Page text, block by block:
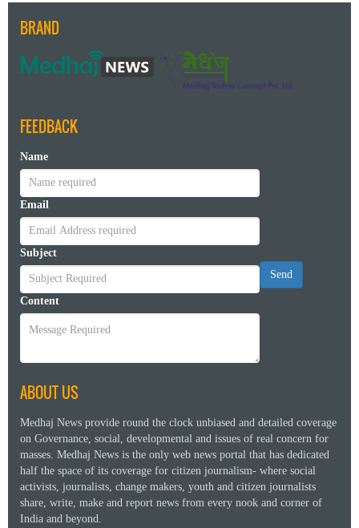
BRAND
FEEDBACK
Name
Email
Subject
Content
Send
ABOUT US
Medhaj News provide round the clock unbiased and detailed coverage
on Governance, social, developmental and issues of real concern for
masses. Medhaj News is the only web news portal that has dedicated
half the space of its coverage for citizen journalism- where social
activists, journalists, change makers, youth and citizen journalists
share, write, make and report news from every nook and corner of
India and beyond.